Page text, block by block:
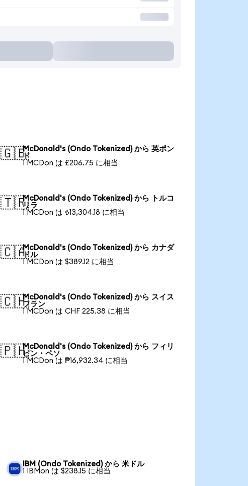
🇬🇧McDonald's (Ondo Tokenized) から 英ポン
ド
1 MCDon は £206.75 に相当
🇹🇷McDonald's (Ondo Tokenized) から トルコ
リラ
1 MCDon は ₺13,304.18 に相当
🇨🇦McDonald's (Ondo Tokenized) から カナダ
ドル
1 MCDon は $389.12 に相当
🇨🇭McDonald's (Ondo Tokenized) から スイス
フラン
1 MCDon は CHF 225.38 に相当
🇵🇭McDonald's (Ondo Tokenized) から フィリ
ピン・ペソ
1 MCDon は ₱16,932.34 に相当
IBM (Ondo Tokenized) から 米ドル
1 IBMon は $238.15 に相当